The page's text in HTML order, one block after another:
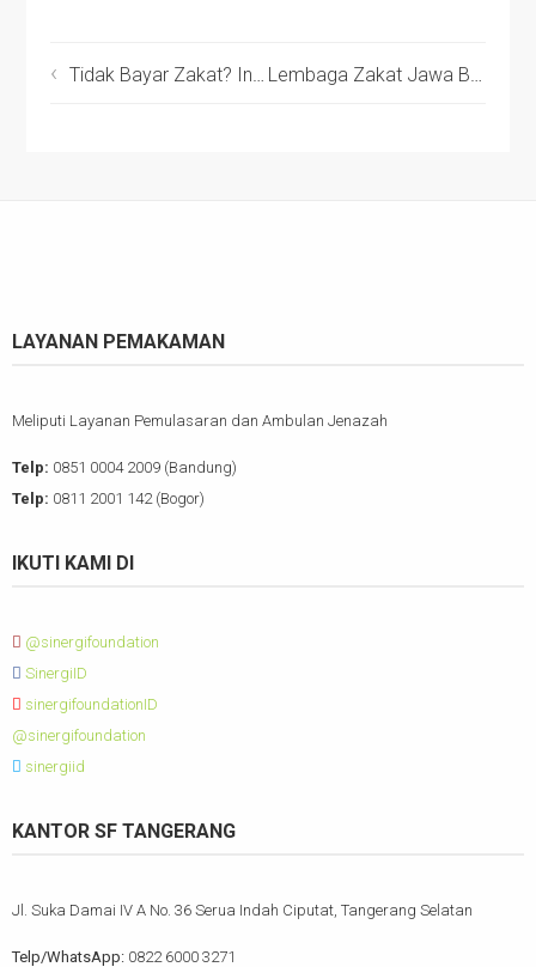
Tidak Bayar Zakat? Ini Tindakan Abu Bakar! Lembaga Zakat Jawa Barat
LAYANAN PEMAKAMAN
Meliputi Layanan Pemulasaran dan Ambulan Jenazah
Telp: 0851 0004 2009 (Bandung)
Telp: 0811 2001 142 (Bogor)
IKUTI KAMI DI
@sinergifoundation
SinergiID
sinergifoundationID
@sinergifoundation
sinergiid
KANTOR SF TANGERANG
Jl. Suka Damai IV A No. 36 Serua Indah Ciputat, Tangerang Selatan
Telp/WhatsApp: 0822 6000 3271